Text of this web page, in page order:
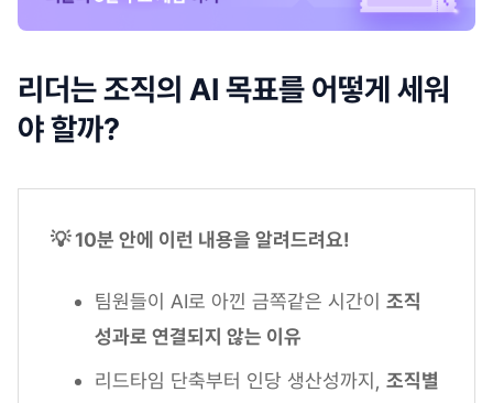
리더는 조직의 AI 목표를 어떻게 세워
야 할까?
💡 10분 안에 이런 내용을 알려드려요!
팀원들이 AI로 아낀 금쪽같은 시간이 조직
성과로 연결되지 않는 이유
리드타임 단축부터 인당 생산성까지, 조직별